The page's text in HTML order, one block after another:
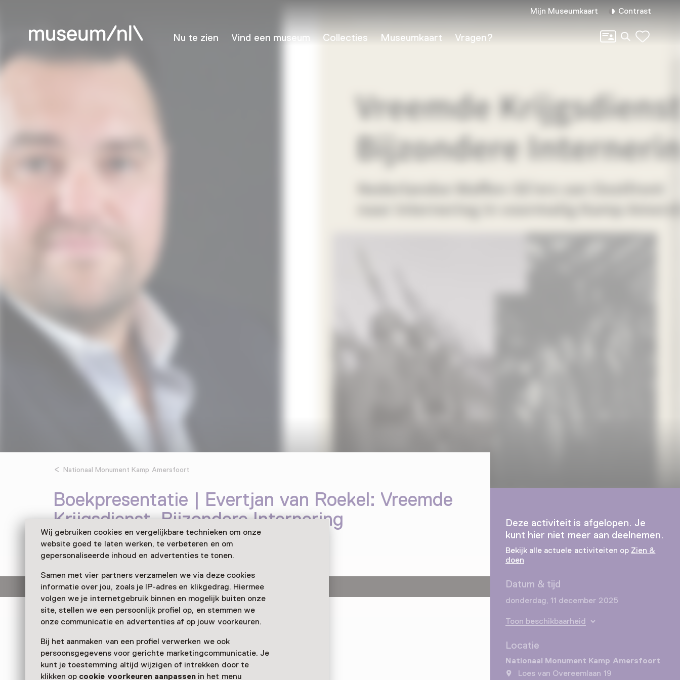
Wij gebruiken cookies en vergelijkbare technieken om onze
website goed te laten werken, te verbeteren en om
gepersonaliseerde inhoud en advertenties te tonen.
Samen met vier partners verzamelen we via deze cookies
informatie over jou, zoals je IP-adres en klikgedrag. Hiermee
volgen we je internetgebruik binnen en mogelijk buiten onze
site, stellen we een persoonlijk profiel op, en stemmen we
onze communicatie en advertenties af op jouw voorkeuren.
Bij het aanmaken van een profiel verwerken we ook
persoonsgegevens voor gerichte marketingcommunicatie. Je
kunt je toestemming altijd wijzigen of intrekken door te
klikken op cookie voorkeuren aanpassenin het menu
Nu te zien Vind een museum Collecties Museumkaart Vragen?
Mijn Museumkaart Contrast
Zoeken
Nationaal Monument Kamp Amersfoort
Boekpresentatie | Evertjan van Roekel: Vreemde
Krijgsdienst, Bijzondere Internering
donderdag, 11 december 2025
Lezing
Deze activiteit is afgelopen.
Op 11 december presenteert Evertjan van Roekel zijn nieuwe boek
SS’ers van Oostfront naar internering in voormalig Kamp Amersfoort
Nationaal Monument Kamp Amersfoort.
Verder lezen
Deze activiteit is afgelopen. Je
kunt hier niet meer aan deelnemen.
Bekijk alle actuele activiteiten op Zien &
doen
Datum & tijd
donderdag, 11 december 2025
Toon beschikbaarheid
Locatie
Nationaal Monument Kamp Amersfoort
Loes van Overeemlaan 19